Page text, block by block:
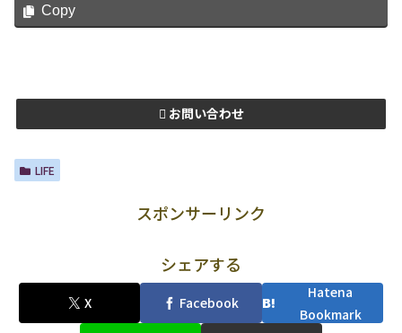
Copy
お問い合わせ
LIFE
スポンサーリンク
シェアする
X Facebook
Hatena
Bookmark